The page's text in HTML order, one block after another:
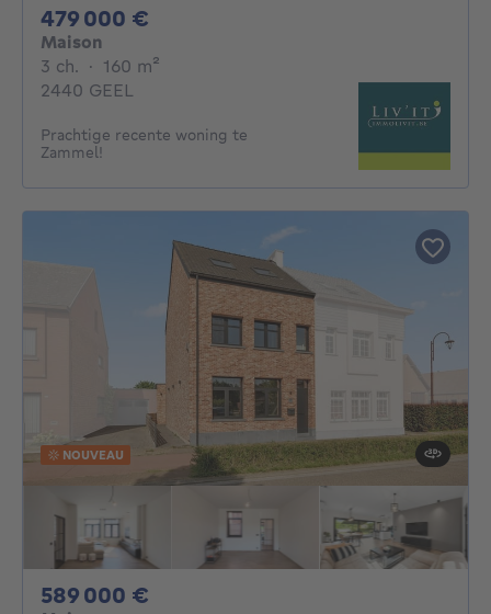
479 000 €
Maison
3 ch. 3 chambres
· 160 m²
2440 GEEL
Prachtige recente woning te
Zammel!
NOUVEAU
589 000 €